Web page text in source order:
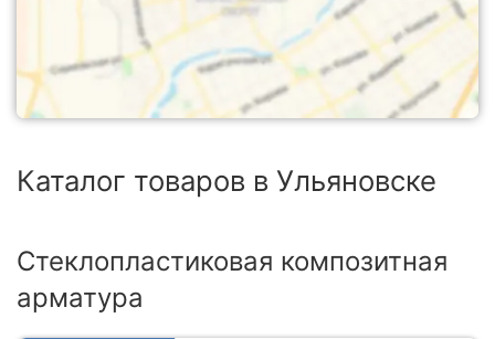
Каталог товаров в Ульяновске
Стеклопластиковая композитная
арматура